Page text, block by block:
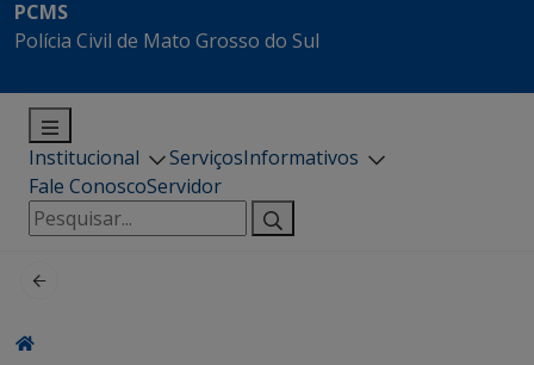
PCMS
Polícia Civil de Mato Grosso do Sul
Institucional ServiçosInformativos
Fale ConoscoServidor
Pesquisar
por: